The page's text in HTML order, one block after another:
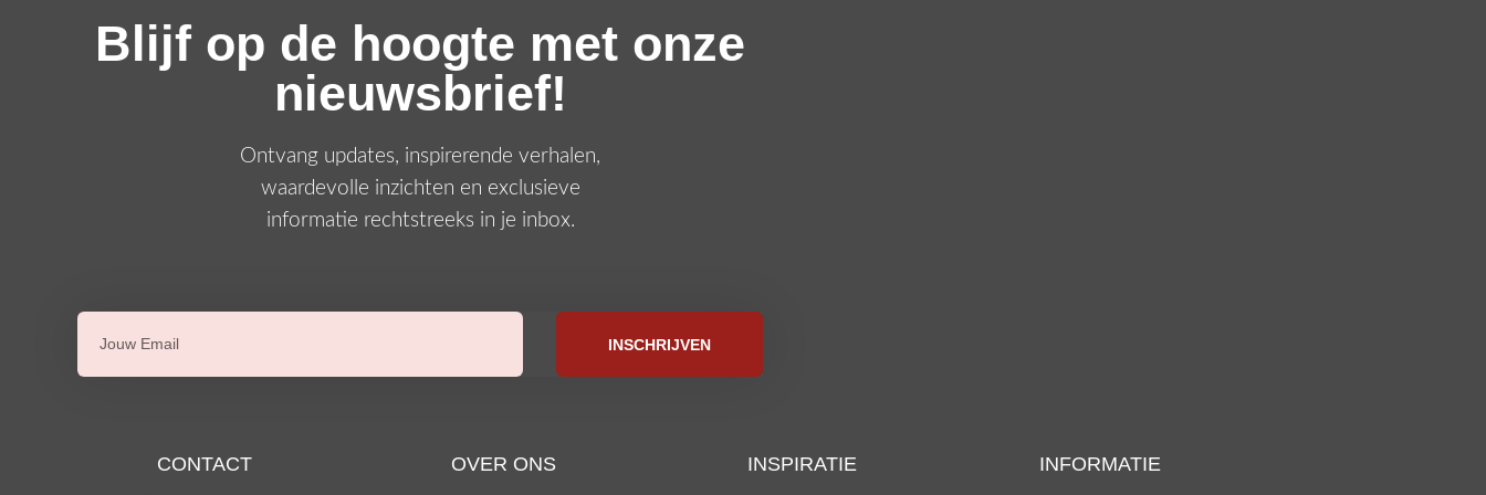
Blijf op de hoogte met onze
nieuwsbrief!
Ontvang updates, inspirerende verhalen,
waardevolle inzichten en exclusieve
informatie rechtstreeks in je inbox.
INSCHRIJVEN
CONTACT OVER ONS INSPIRATIE INFORMATIE